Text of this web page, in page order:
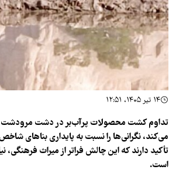
۱۴ تیر ۱۴۰۵، ۱۲:۵۱
تداوم کشت محصولات پرآب‌بر در دشت
می‌کند، نگرانی‌ها را نسبت به پایداری بناهای
تأکید دارند که این چالش فراتر از میراث
است.